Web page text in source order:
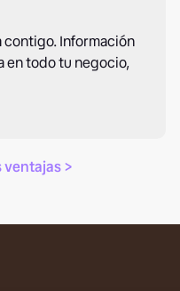
contigo. Información
en todo tu negocio,
ventajas >